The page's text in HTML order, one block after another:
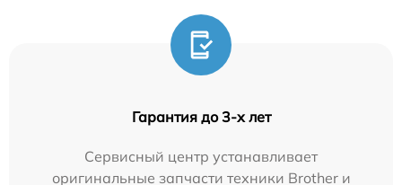
Гарантия до 3-х лет
Сервисный центр устанавливает
оригинальные запчасти техники Brother и